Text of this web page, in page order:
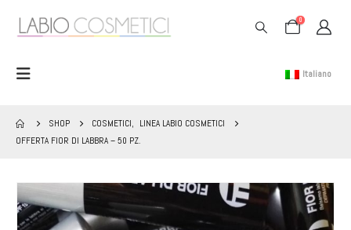
0
Italiano
SHOP COSMETICI
LINEA LABIO COSMETICI
OFFERTA FIOR DI LABBRA – 50 PZ.